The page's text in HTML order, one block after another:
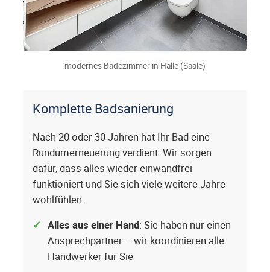
modernes Badezimmer in Halle (Saale)
Komplette Badsanierung
Nach 20 oder 30 Jahren hat Ihr Bad eine
Rundumerneuerung verdient. Wir sorgen
dafür, dass alles wieder einwandfrei
funktioniert und Sie sich viele weitere Jahre
wohlfühlen.
Alles aus einer Hand: Sie haben nur einen
Ansprechpartner – wir koordinieren alle
Handwerker für Sie